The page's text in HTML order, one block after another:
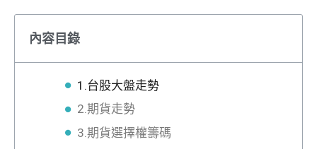
內容目錄
1.台股大盤走勢
2.期貨走勢
3.期貨選擇權籌碼